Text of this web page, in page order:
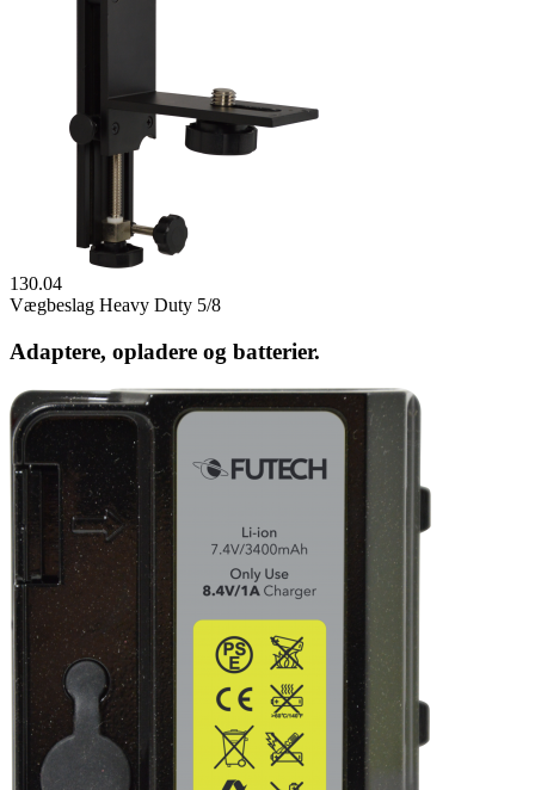
130.04
Vægbeslag Heavy Duty 5/8
Adaptere, opladere og batterier.